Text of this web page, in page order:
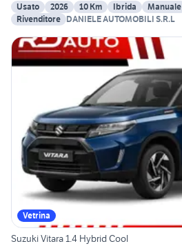
Usato
2026 10 Km Ibrida Manuale
Rivenditore DANIELE AUTOMOBILI S.R.L
Vetrina
Suzuki Vitara 1.4 Hybrid Cool